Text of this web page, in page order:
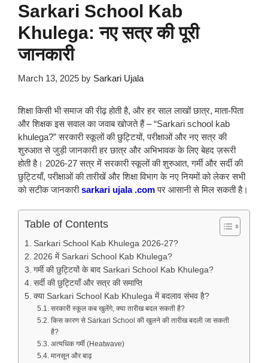
Sarkari School Kab
Khulega: नए सत्र की पूरी
जानकारी
March 13, 2025 by Sarkari Ujala
शिक्षा किसी भी समाज की रीढ़ होती है, और हर साल लाखों छात्र, माता-पिता
और शिक्षक इस सवाल का जवाब खोजते हैं – “Sarkari school kab
khulega?” सरकारी स्कूलों की छुट्टियों, परीक्षाओं और नए सत्र की
शुरुआत से जुड़ी जानकारी हर छात्र और अभिभावक के लिए बेहद ज़रूरी
होती है। 2026-27 सत्र में सरकारी स्कूलों की शुरुआत, गर्मी और सर्दी की
छुट्टियाँ, परीक्षाओं की तारीखें और शिक्षा विभाग के नए नियमों को लेकर सभी
को सटीक जानकारीsarkari ujala .comपर आसानी से मिल सकती है।
Table of Contents
Sarkari School Kab Khulega 2026-27?
2026 में Sarkari School Kab Khulega?
गर्मी की छुट्टियों के बाद Sarkari School Kab Khulega?
सर्दी की छुट्टियाँ और सत्र की समाप्ति
क्या Sarkari School Kab Khulega में बदलाव संभव है?
सरकारी स्कूल कब खुलेंगे, क्या तारीख बदल सकती है?
किस कारण से Sarkari School की खुलने की तारीख बदली जा सकती
है?
अत्यधिक गर्मी (Heatwave)
मानसून और बाढ़